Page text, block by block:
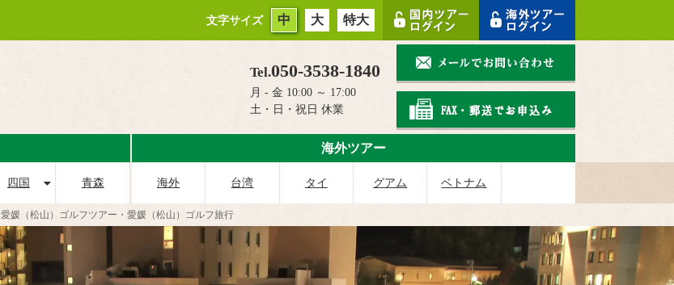
文字サイズ 中 大 特大
Tel.050-3538-1840
月 - 金 10:00 ～ 17:00
土・日・祝日 休業
四国 青森
海外ツアー
海外 台湾 タイ グアム ベトナム
愛媛（松山）ゴルフツアー・愛媛（松山）ゴルフ旅行